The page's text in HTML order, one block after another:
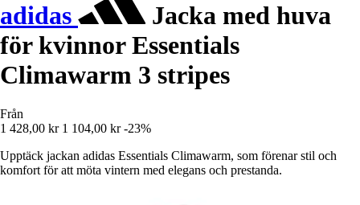
adidas
Jacka med huva
för kvinnor Essentials
Climawarm 3 stripes
Från
1 428,00 kr 1 104,00 kr -23%
Upptäck jackan adidas Essentials Climawarm, som förenar stil och
komfort för att möta vintern med elegans och prestanda.